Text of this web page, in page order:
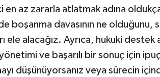
en az zararla atlatmak adına
boşanma davasının ne olduğunu,
ele alacağız. Ayrıca, hukuki destek
ve başarılı bir sonuç için
düşünüyorsanız veya sürecin